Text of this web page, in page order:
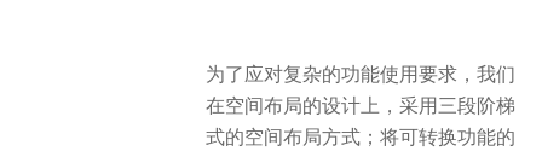
为了应对复杂的功能使用要求，我们
在空间布局的设计上，采用三段阶梯
式的空间布局方式；将可转换功能的